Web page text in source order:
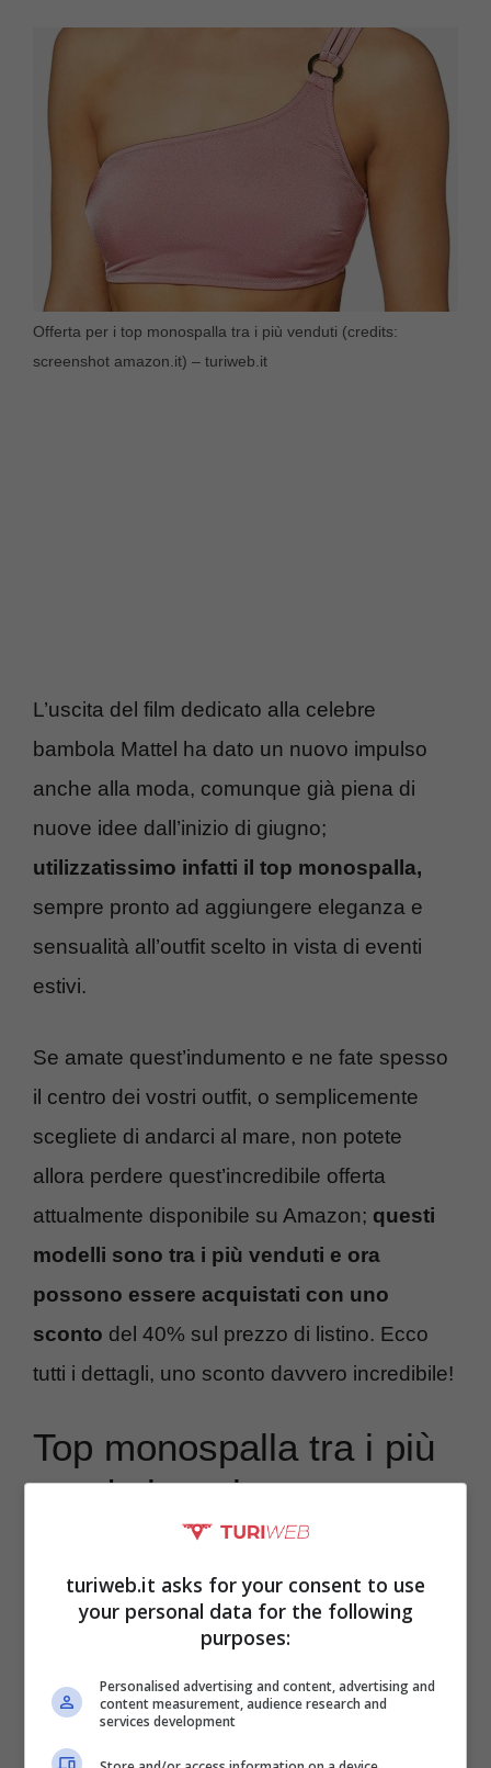
Offerta per i top monospalla tra i più venduti (credits:
screenshot amazon.it) – turiweb.it
L’uscita del film dedicato alla celebre
bambola Mattel ha dato un nuovo impulso
anche alla moda, comunque già piena di
nuove idee dall’inizio di giugno;
utilizzatissimo infatti il top monospalla,
sempre pronto ad aggiungere eleganza e
sensualità all’outfit scelto in vista di eventi
estivi.
Se amate quest’indumento e ne fate spesso
il centro dei vostri outfit, o semplicemente
scegliete di andarci al mare, non potete
allora perdere quest’incredibile offerta
attualmente disponibile su Amazon; questi
modelli sono tra i più venduti e ora
possono essere acquistati con uno
sconto del 40% sul prezzo di listino. Ecco
tutti i dettagli, uno sconto davvero incredibile!
Top monospalla tra i più
venduti ora in sconto su
Amazon: offerta
imperdibile
turiweb.it asks for your consent to use
your personal data for the following
purposes:
Personalised advertising and content, advertising and
content measurement, audience research and
services development